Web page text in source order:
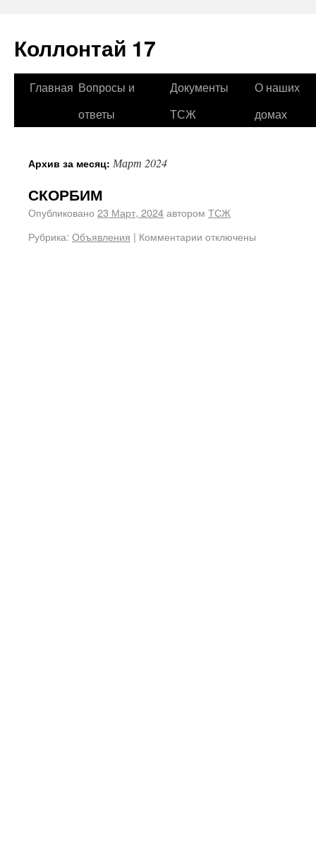
Коллонтай 17
Главная Вопросы и
ответы
Документы
ТСЖ
О наших
домах
Архив за месяц: Март 2024
СКОРБИМ
Опубликовано 23 Март, 2024автором ТСЖ
Рубрика: Объявления | Комментарии отключены